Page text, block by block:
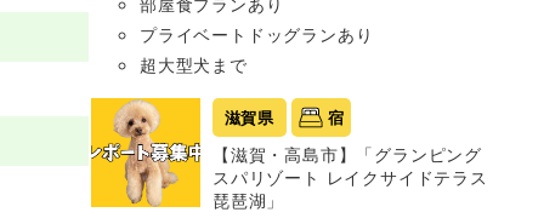
プライベートドッグランあり
超大型犬まで
滋賀県 宿
【滋賀・高島市】「グランピング
スパリゾート レイクサイドテラス
琵琶湖」